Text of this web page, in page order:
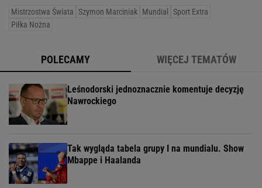
Mistrzostwa Świata Szymon Marciniak Mundial
Sport Extra
Piłka Nożna
POLECAMY WIĘCEJ TEMATÓW
Leśnodorski jednoznacznie komentuje decyzję
Nawrockiego
Tak wygląda tabela grupy I na mundialu. Show
Mbappe i Haalanda